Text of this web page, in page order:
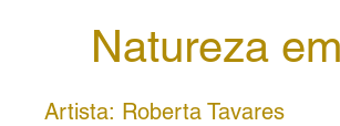
Natureza
Artista: Roberta Tavares